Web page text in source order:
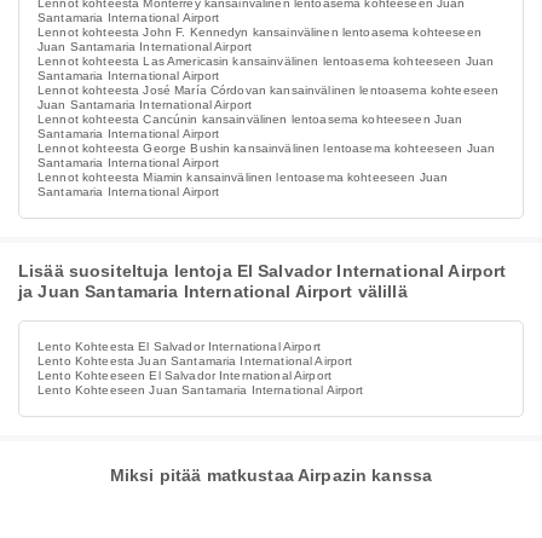
Lennot kohteesta Monterrey kansainvälinen lentoasema kohteeseen Juan
Santamaria International Airport
Lennot kohteesta John F. Kennedyn kansainvälinen lentoasema kohteeseen
Juan Santamaria International Airport
Lennot kohteesta Las Americasin kansainvälinen lentoasema kohteeseen Juan
Santamaria International Airport
Lennot kohteesta José María Córdovan kansainvälinen lentoasema kohteeseen
Juan Santamaria International Airport
Lennot kohteesta Cancúnin kansainvälinen lentoasema kohteeseen Juan
Santamaria International Airport
Lennot kohteesta George Bushin kansainvälinen lentoasema kohteeseen Juan
Santamaria International Airport
Lennot kohteesta Miamin kansainvälinen lentoasema kohteeseen Juan
Santamaria International Airport
Lisää suositeltuja lentoja El Salvador International Airport
ja Juan Santamaria International Airport välillä
Lento Kohteesta El Salvador International Airport
Lento Kohteesta Juan Santamaria International Airport
Lento Kohteeseen El Salvador International Airport
Lento Kohteeseen Juan Santamaria International Airport
Miksi pitää matkustaa Airpazin kanssa